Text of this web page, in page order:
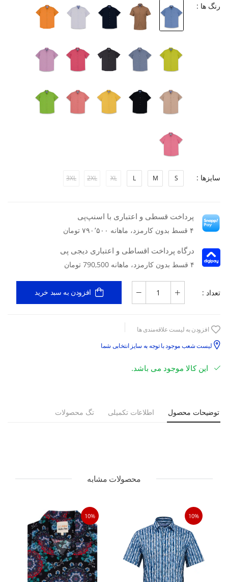
رنگ ها :
سایزها : S
M
L
XL
2XL
3XL
پرداخت قسطی و اعتباری با اسنپ‌پی
۴ قسط بدون کارمزد، ماهانه ۷۹۰٬۵۰۰ تومان
درگاه پرداخت اقساطی و اعتباری دیجی پی
۴ قسط بدون کارمزد، ماهانه 790,500 تومان
تعداد : افزودن به سبد خرید
افزودن به لیست علاقه‌مندی ها
لیست شعب موجود با توجه به سایز انتخابی شما
این کالا موجود می باشد.
توضیحات محصول اطلاعات تکمیلی تگ محصولات
محصولات مشابه
10%
10%